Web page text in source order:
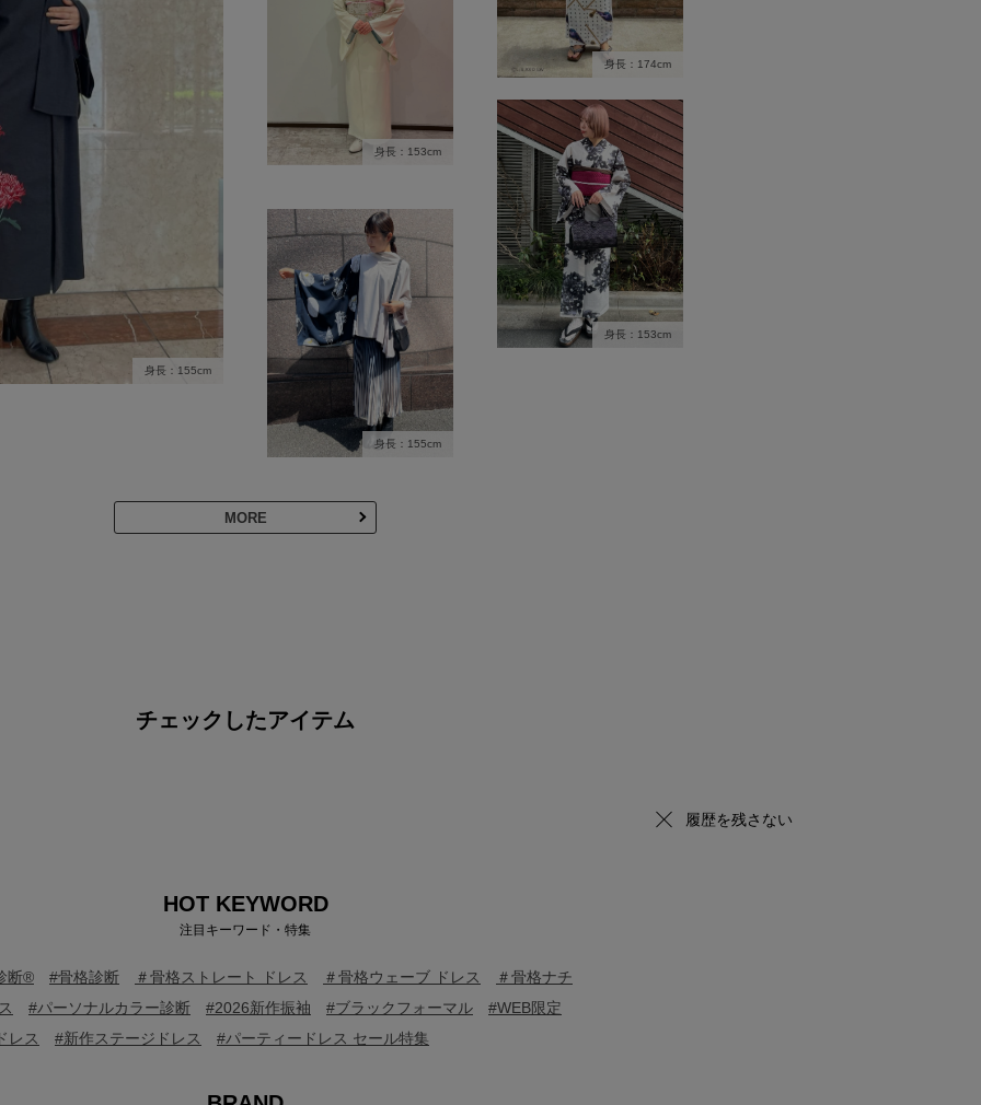
身長：155cm
身長：153cm
身長：174cm
身長：155cm
身長：153cm
MORE
チェックしたアイテム
履歴を残さない
HOT KEYWORD
注目キーワード・特集
断® #骨格診断 ＃骨格ストレート ドレス ＃骨格ウェーブ ドレス
＃骨格ナチ
#パーソナルカラー診断 #2026新作振袖 #ブラックフォーマル
#WEB限定
レス
#新作ステージドレス #パーティードレス セール特集